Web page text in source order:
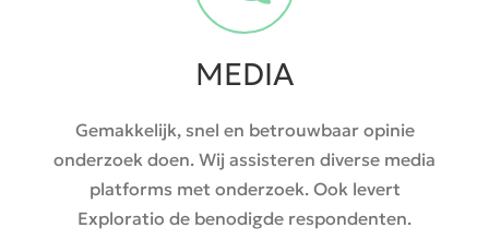
MEDIA
Gemakkelijk, snel en betrouwbaar opinie
onderzoek doen. Wij assisteren diverse media
platforms met onderzoek. Ook levert
Exploratio de benodigde respondenten.